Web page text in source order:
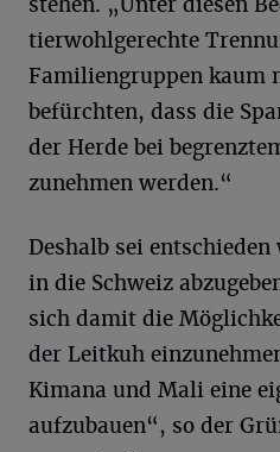
tierwohlgerechte
Familiengruppen kaum
befürchten, dass die
der Herde bei
zunehmen werden.“
Deshalb sei
in die Schweiz
sich damit die
der Leitkuh
Kimana und Mali eine
aufzubauen“, so der